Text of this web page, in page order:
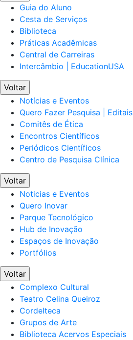
Guia do Aluno
Cesta de Serviços
Biblioteca
Práticas Acadêmicas
Central de Carreiras
Intercâmbio | EducationUSA
Voltar
Notícias e Eventos
Quero Fazer Pesquisa | Editais
Comitês de Ética
Encontros Científicos
Periódicos Científicos
Centro de Pesquisa Clínica
Voltar
Noticias e Eventos
Quero Inovar
Parque Tecnológico
Hub de Inovação
Espaços de Inovação
Portfólios
Voltar
Complexo Cultural
Teatro Celina Queiroz
Cordelteca
Grupos de Arte
Biblioteca Acervos Especiais